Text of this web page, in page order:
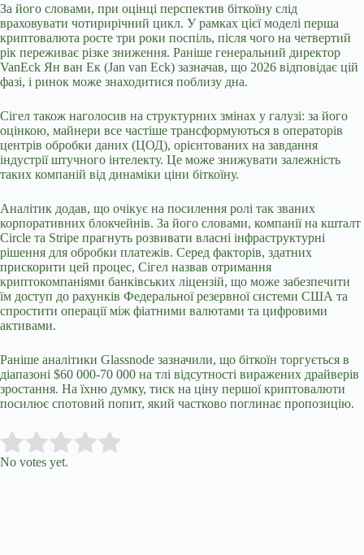
За його словами, при оцінці перспектив біткоїну слід
враховувати чотирирічний цикл. У рамках цієї моделі перша
криптовалюта росте три роки поспіль, після чого на четвертий
рік переживає різке зниження. Раніше генеральний директор
VanEck Ян ван Ек (Jan van Eck) зазначав, що 2026 відповідає цій
фазі, і ринок може знаходитися поблизу дна.
Сігел також наголосив на структурних змінах у галузі: за його
оцінкою, майнери все частіше трансформуються в операторів
центрів обробки даних (ЦОД), орієнтованих на завдання
індустрії штучного інтелекту. Це може знижувати залежність
таких компаній від динаміки ціни біткоїну.
Аналітик додав, що очікує на посилення ролі так званих
корпоративних блокчейнів. За його словами, компанії на кшталт
Circle та Stripe прагнуть розвивати власні інфраструктурні
рішення для обробки платежів. Серед факторів, здатних
прискорити цей процес, Сігел назвав отримання
криптокомпаніями банківських ліцензій, що може забезпечити
їм доступ до рахунків Федеральної резервної системи США та
спростити операції між фіатними валютами та цифровими
активами.
Раніше аналітики Glassnode зазначили, що біткоїн торгується в
діапазоні $60 000-70 000 на тлі відсутності виражених драйверів
зростання. На їхню думку, тиск на ціну першої криптовалюти
посилює спотовий попит, який частково поглинає пропозицію.
Rate this item:
No votes yet.